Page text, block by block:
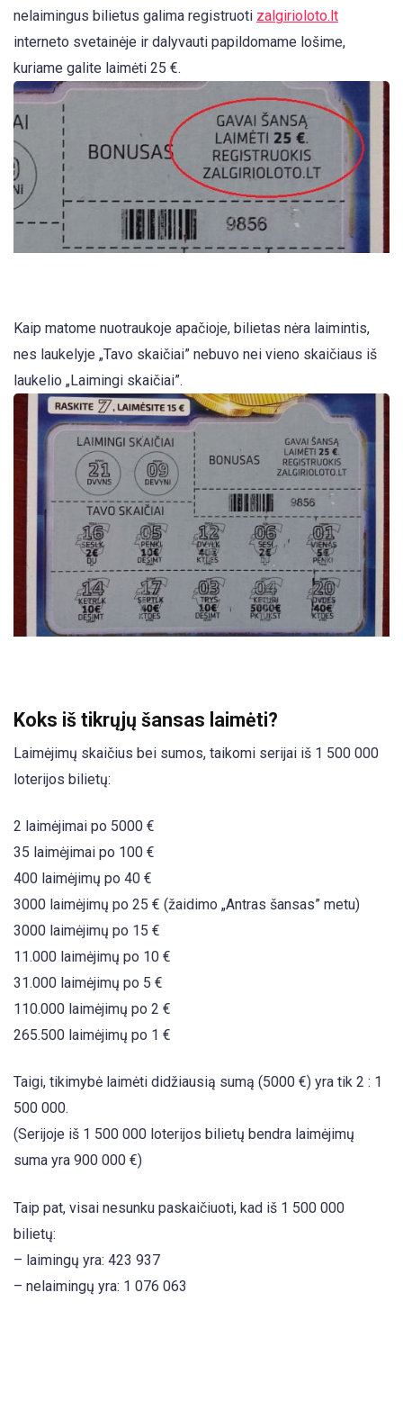
nelaimingus bilietus galima registruoti zalgirioloto.lt
interneto svetainėje ir dalyvauti papildomame lošime,
kuriame galite laimėti 25 €.
Kaip matome nuotraukoje apačioje, bilietas nėra laimintis,
nes laukelyje „Tavo skaičiai” nebuvo nei vieno skaičiaus iš
laukelio „Laimingi skaičiai”.
Koks iš tikrųjų šansas laimėti?
Laimėjimų skaičius bei sumos, taikomi serijai iš 1 500 000
loterijos bilietų:
2 laimėjimai po 5000 €
35 laimėjimai po 100 €
400 laimėjimų po 40 €
3000 laimėjimų po 25 € (žaidimo „Antras šansas” metu)
3000 laimėjimų po 15 €
11.000 laimėjimų po 10 €
31.000 laimėjimų po 5 €
110.000 laimėjimų po 2 €
265.500 laimėjimų po 1 €
Taigi, tikimybė laimėti didžiausią sumą (5000 €) yra tik 2 : 1
500 000.
(Serijoje iš 1 500 000 loterijos bilietų bendra laimėjimų
suma yra 900 000 €)
Taip pat, visai nesunku paskaičiuoti, kad iš 1 500 000
bilietų:
– laimingų yra: 423 937
– nelaimingų yra: 1 076 063